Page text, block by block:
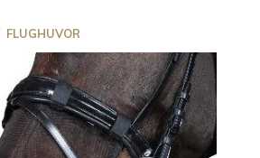
FLUGHUVOR